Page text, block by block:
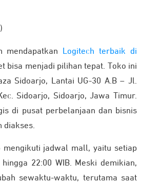
mendapatkan
Logitech terbaik di
bisa menjadi pilihan tepat. Toko ini
Sidoarjo, Lantai UG-30 A.B – Jl.
Sidoarjo, Sidoarjo, Jawa Timur.
di pusat perbelanjaan dan bisnis
diakses.
mengikuti jadwal mall, yaitu setiap
22:00 WIB. Meski demikian,
sewaktu-waktu, terutama saat